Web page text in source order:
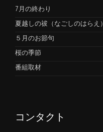
7月の終わり
夏越しの祓（なごしのはらえ）
５月のお節句
桜の季節
番組取材
コンタクト